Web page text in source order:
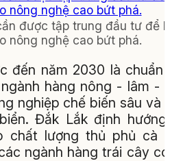
được tập trung đầu tư để
nông nghệ cao bứt phá.
đến năm 2030 là chuẩn
hàng nông - lâm -
nghiệp chế biến sâu và
Đắk Lắk định
chất lượng thủ phủ cà
ngành hàng trái cây